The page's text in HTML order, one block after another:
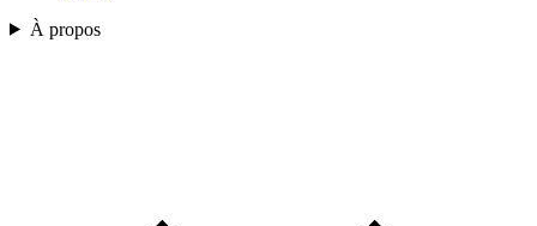
À propos